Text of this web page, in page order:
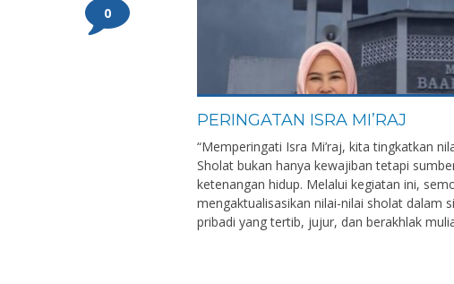
0
PERINGATAN ISRA MI’RAJ
“Memperingati Isra Mi’raj, kita tingkatkan
Sholat bukan hanya kewajiban tetapi
ketenangan hidup. Melalui kegiatan ini,
mengaktualisasikan nilai-nilai sholat dalam
pribadi yang tertib, jujur, dan berakhlak